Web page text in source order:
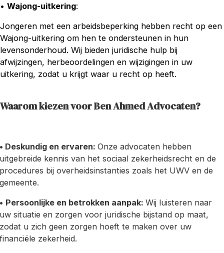
• Wajong-uitkering:
Jongeren met een arbeidsbeperking hebben recht op een
Wajong-uitkering om hen te ondersteunen in hun
levensonderhoud. Wij bieden juridische hulp bij
afwijzingen, herbeoordelingen en wijzigingen in uw
uitkering, zodat u krijgt waar u recht op heeft.
Waarom kiezen voor Ben Ahmed Advocaten?
• Deskundig en ervaren: Onze advocaten hebben
uitgebreide kennis van het sociaal zekerheidsrecht en de
procedures bij overheidsinstanties zoals het UWV en de
gemeente.
• Persoonlijke en betrokken aanpak: Wij luisteren naar
uw situatie en zorgen voor juridische bijstand op maat,
zodat u zich geen zorgen hoeft te maken over uw
financiële zekerheid.